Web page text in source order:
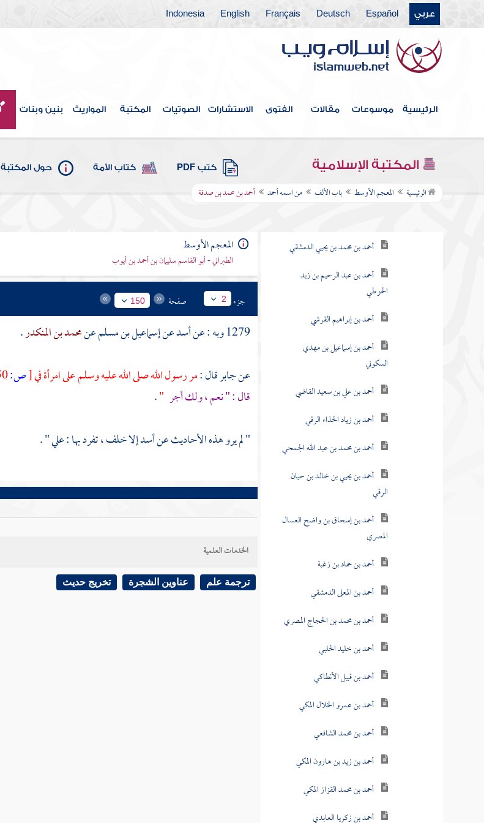
عربي Español
Deutsch
Français
English
Indonesia
الرئيسية موسوعات مقالات الفتوى الاستشارات الصوتيات المكتبة المواريث بنين وبنات
المكتبة الإسلامية كتب PDF كتاب الأمة حول المكتبة
الرئيسية المعجم الأوسط باب الألف من اسمه أحمد أحمد بن محمد بن صدقة
فهرس الكتاب
باب الألف
من اسمه أحمد
أحمد بن محمد بن يحيي الدمشقي
أحمد بن عبد الرحيم بن زيد
الحوطي
أحمد بن إبراهيم القرشي
أحمد بن إسماعيل بن مهدي
السكوني
أحمد بن علي بن سعيد القاضي
أحمد بن زياد الحذاء الرقي
أحمد بن محمد بن عبد الله الجمحي
أحمد بن يحيي بن خالد بن حيان
الرقي
أحمد بن إسحاق بن واضح العسال
المصري
أحمد بن حماد بن زغبة
أحمد بن المعلى الدمشقي
أحمد بن محمد بن الحجاج المصري
أحمد بن خليد الحلبي
أحمد بن قبيل الأنطاكي
أحمد بن عمرو الخلال المكي
أحمد بن محمد الشافعي
أحمد بن زيد بن هارون المكي
أحمد بن محمد القزاز المكي
أحمد بن زكريا العابدي
المعجم الأوسط
الطبراني - أبو القاسم سليمان بن أحمد بن أيوب
جزء 2 صفحة 150
1279 وبه : عن أسدعنإسماعيل بن مسلمعنمحمد بن المنكدر.
عن جابر قال :مر رسول الله صلى الله عليه وسلم على امرأة في[ص:
قال : " نعم ، ولك أجر "
.
" لم يرو هذه الأحاديث عنأسدإلاخلف، تفرد بها :علي" .
الخدمات العلمية
ترجمة علم عناوين الشجرة تخريج حديث